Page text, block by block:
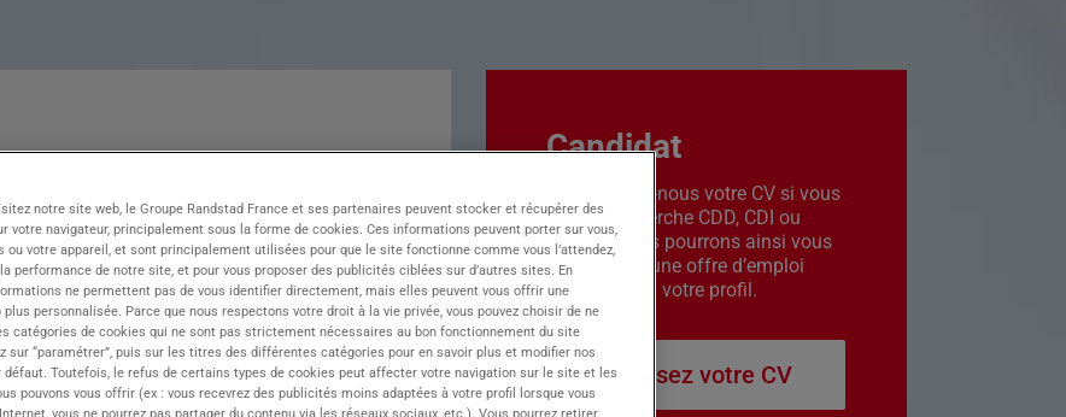
:
Candidat
Transmettez-nous votre CV si vous
êtes en recherche CDD, CDI ou
intérim. Nous pourrons ainsi vous
contacter si une offre d’emploi
correspond à votre profil.
Déposez votre CV
notre site web, le Groupe Randstad France et ses partenaires peuvent stocker et récupérer des
votre navigateur, principalement sous la forme de cookies. Ces informations peuvent porter sur vous,
ou votre appareil, et sont principalement utilisées pour que le site fonctionne comme vous l’attendez,
performance de notre site, et pour vous proposer des publicités ciblées sur d’autres sites. En
ne permettent pas de vous identifier directement, mais elles peuvent vous offrir une
plus personnalisée. Parce que nous respectons votre droit à la vie privée, vous pouvez choisir de ne
catégories de cookies qui ne sont pas strictement nécessaires au bon fonctionnement du site
sur “paramétrer”, puis sur les titres des différentes catégories pour en savoir plus et modifier nos
défaut. Toutefois, le refus de certains types de cookies peut affecter votre navigation sur le site et les
pouvons vous offrir (ex : vous recevrez des publicités moins adaptées à votre profil lorsque vous